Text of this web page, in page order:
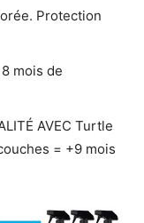
Protection
mois de
AVEC Turtle
= +9 mois